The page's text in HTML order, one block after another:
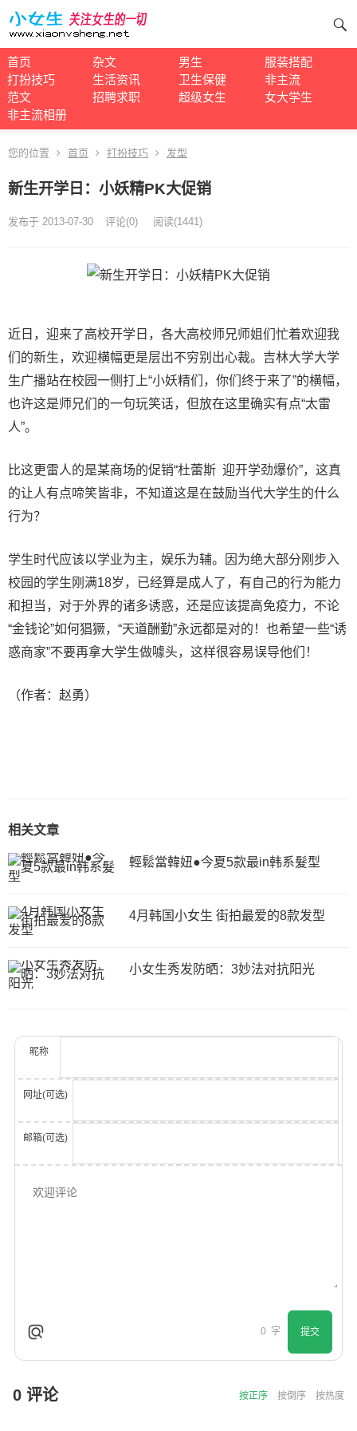
首页 杂文 男生
服装搭配
打扮技巧
生活资讯 卫生保健
非主流
范文
招聘求职 超级女生
女大学生
非主流相册
您的位置 首页 打扮技巧 发型
新生开学日：小妖精PK大促销
发布于 2013-07-30 评论(0) 阅读(1441)
近日，迎来了高校开学日，各大高校师兄师姐们忙着欢迎我
们的新生，欢迎横幅更是层出不穷别出心裁。吉林大学大学
生广播站在校园一侧打上“小妖精们，你们终于来了”的横幅，
也许这是师兄们的一句玩笑话，但放在这里确实有点“太雷
人”。
比这更雷人的是某商场的促销“杜蕾斯 迎开学劲爆价”，这真
的让人有点啼笑皆非，不知道这是在鼓励当代大学生的什么
行为？
学生时代应该以学业为主，娱乐为辅。因为绝大部分刚步入
校园的学生刚满18岁，已经算是成人了，有自己的行为能力
和担当，对于外界的诸多诱惑，还是应该提高免疫力，不论
“金钱论”如何猖獗，“天道酬勤”永远都是对的！也希望一些“诱
惑商家”不要再拿大学生做噱头，这样很容易误导他们！
（作者：赵勇）
相关文章
輕鬆當韓妞●今夏5款最in韩系髮型
4月韩国小女生 街拍最爱的8款发型
小女生秀发防晒：3妙法对抗阳光
昵称
网址(可选)
邮箱(可选)
0 字 提交
0 评论 按正序 按倒序 按热度